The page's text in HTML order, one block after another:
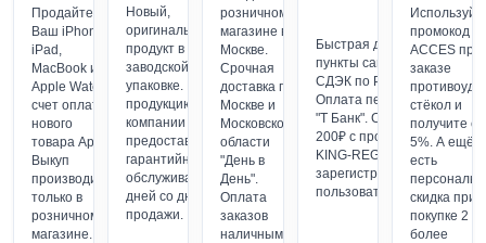
Продайте
Ваш iPhone,
iPad,
MacBook или
Apple Watch в
счет оплаты
нового
товара Apple.
Выкуп
производится
только в
розничном
магазине.
Новый,
оригинальный
продукт в
заводской
упаковке. На всю
продукцию
компании JSK
предоставляется
гарантийное
обслуживание 14
дней со дня
продажи.
розничном
магазине в
Москве.
Срочная
доставка по
Москве и
Московской
области
"День в
День".
Оплата
заказов
наличными
Быстрая доставка в
пункты самовывоза
СДЭК по России.
Оплата переводом
"Т Банк". Скидка
200₽ с промокодом
KING-REGION (для
зарегистрированных
пользователей)
промокод
ACCES при
заказе
стёкол и
получите
5%. А ещё у
есть
скидка при
покупке 2 и
более